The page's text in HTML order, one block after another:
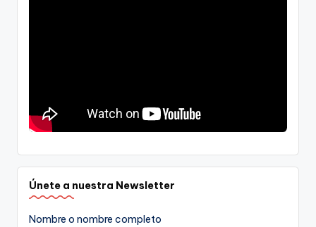
Únete a nuestra Newsletter
Nombre o nombre completo